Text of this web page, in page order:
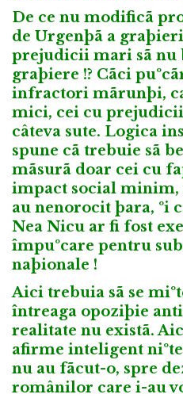
De ce nu modificã
de Urgenþã a
prejudicii mari sã nu
graþiere !? Cãci
infractori mãrunþi,
mici, cei cu
câteva sute. Logica
spune cã trebuie sã
mãsurã doar cei cu
impact social
au nenorocit þara, ºi
Nea Nicu ar fi fost
împuºcare pentru
naþionale !
Aici trebuia sã se
întreaga opoziþie
realitate nu existã.
afirme inteligent
nu au fãcut-o, spre
românilor care i-au